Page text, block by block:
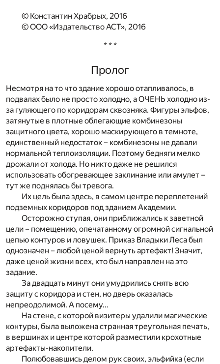
© Константин Храбрых, 2016
© ООО «Издательство АСТ», 2016
* * *
Пролог
Несмотря на то что здание хорошо отапливалось, в
подвалах было не просто холодно, а ОЧЕНЬ холодно из-
за гуляющего по коридорам сквозняка. Фигуры эльфов,
затянутые в плотные облегающие комбинезоны
защитного цвета, хорошо маскирующего в темноте,
единственный недостаток – комбинезоны не давали
нормальной теплоизоляции. Поэтому бедняги мелко
дрожали от холода. Но никто даже не решился
использовать обогревающее заклинание или амулет –
тут же поднялась бы тревога.
Их цель была здесь, в самом центре переплетений
подземных коридоров под зданием Академии.
Осторожно ступая, они приближались к заветной
цели – помещению, опечатанному огромной сигнальной
цепью контуров и ловушек. Приказ Владыки Леса был
однозначен – любой ценой вернуть артефакт! Значит,
даже ценой жизни всех, кто был направлен на это
задание.
За двадцать минут они умудрились снять всю
защиту с коридора и стен, но дверь оказалась
непреодолимой. А посему…
На стене, с которой визитеры удалили магические
контуры, была выложена странная треугольная печать,
в вершинах и центре которой разместили крохотные
артефакты-накопители.
Полюбовавшись делом рук своих, эльфийка (если